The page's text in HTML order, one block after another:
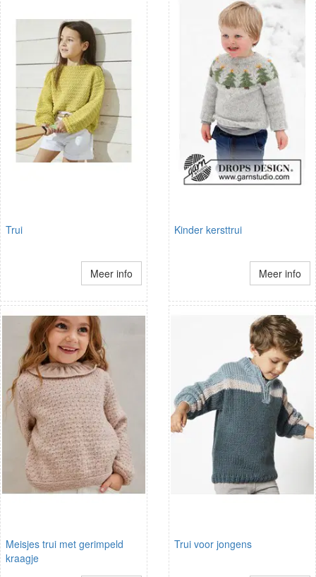
Trui
Meer info
Kinder kersttrui
Meer info
Meisjes trui met gerimpeld
kraagje
Trui voor jongens